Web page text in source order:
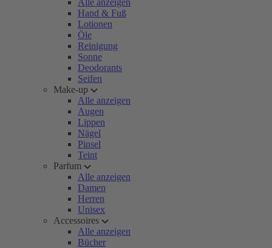
Alle anzeigen
Hand & Fuß
Lotionen
Öle
Reinigung
Sonne
Deodorants
Seifen
Make-up
Alle anzeigen
Augen
Lippen
Nägel
Pinsel
Teint
Parfum
Alle anzeigen
Damen
Herren
Unisex
Accessoires
Alle anzeigen
Bücher